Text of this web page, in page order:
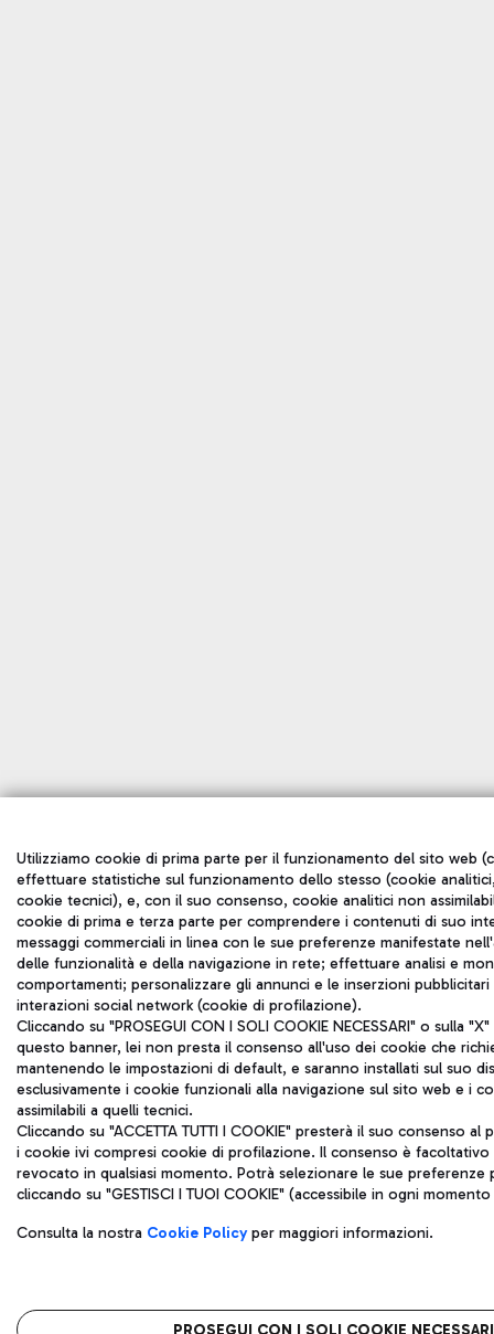
Utilizziamo cookie di prima parte per il funzionamento del sito web
effettuare statistiche sul funzionamento dello stesso (cookie
cookie tecnici), e, con il suo consenso, cookie analitici non
cookie di prima e terza parte per comprendere i contenuti di suo
messaggi commerciali in linea con le sue preferenze manifestate
delle funzionalità e della navigazione in rete; effettuare analisi e
comportamenti; personalizzare gli annunci e le inserzioni
interazioni social network (cookie di profilazione).
Cliccando su "PROSEGUI CON I SOLI COOKIE NECESSARI" o sulla
questo banner, lei non presta il consenso all'uso dei cookie che
mantenendo le impostazioni di default, e saranno installati sul suo
esclusivamente i cookie funzionali alla navigazione sul sito web e i
assimilabili a quelli tecnici.
Cliccando su "ACCETTA TUTTI I COOKIE" presterà il suo consenso
i cookie ivi compresi cookie di profilazione. Il consenso è facoltativo
revocato in qualsiasi momento. Potrà selezionare le sue preferenze
cliccando su "GESTISCI I TUOI COOKIE" (accessibile in ogni
Consulta la nostra Cookie Policyper maggiori informazioni.
PROSEGUI CON I SOLI COOKIE NECESSARI